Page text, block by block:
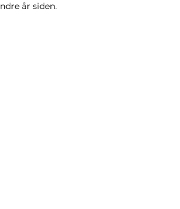
år siden.